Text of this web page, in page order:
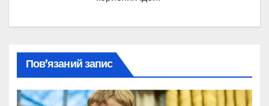
Пов’язаний запис